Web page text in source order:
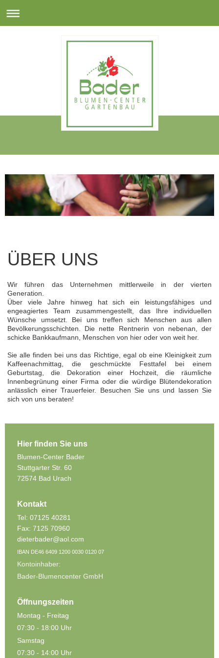
ÜBER UNS
Wir führen das Unternehmen mittlerweile in der vierten
Generation.
Über viele Jahre hinweg hat sich ein leistungsfähiges
und
engeagiertes Team zusammengestellt, das Ihre individuellen
Wünsche
umsetzt. Bei uns treffen sich Menschen aus allen
Bevölkerungsschichten.
Die nette Rentnerin von nebenan, der
schicke Bankkaufmann, Menschen von hier oder von weit her.
Sie alle finden bei uns das Richtige, egal ob eine Kleinigkeit zum
Kaffeenachmittag, die geschmückte Festtafel bei einem
Geburtstag,
die Dekoration einer Hochzeit, die räumliche
Innenbegrünung einer Firma oder die würdige Blütendekoration
anlässlich einer Trauerfeier.
Besuchen Sie uns und lassen Sie
sich von uns beraten!
Hier finden Sie uns
Blumen-Center Bader
Stuttgarter Str. 60
72574 Bad Urach
Kontakt
Tel: 07125 40281
Fax: 7125 70960
dieterbader@aol.com
IBAN DE46 6409 1200 0030 0120 07
Kontoinhaber:
Bader-Blumencenter GmbH
Öffnungszeiten
Montag - Freitag
07:30 - 18:00 Uhr
Samstag
07:30 - 14:00 Uhr